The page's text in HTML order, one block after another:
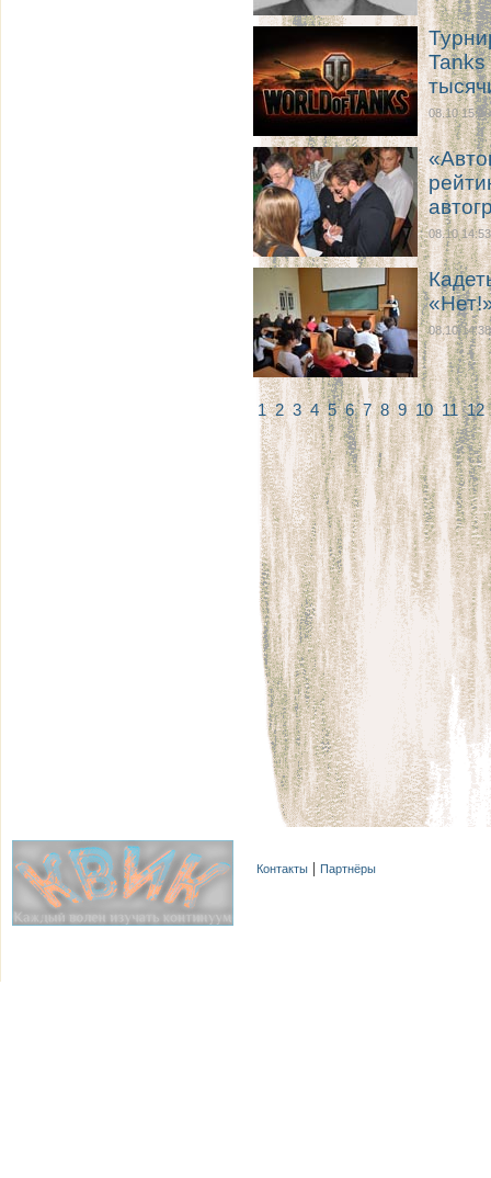
Tanks
08.10 15:19
08.10 14:53
08.10 14:38
123456789101112
Контакты Партнёры